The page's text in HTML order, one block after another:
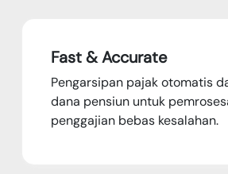
Fast & Accurate
Pengarsipan pajak otomatis
dana pensiun untuk
penggajian bebas kesalahan.